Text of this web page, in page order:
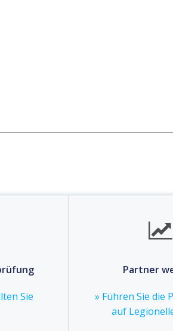
Sie
Partner
» Führen Sie die
auf